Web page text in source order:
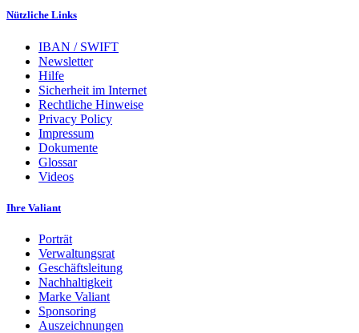
Nützliche Links
IBAN / SWIFT
Newsletter
Hilfe
Sicherheit im Internet
Rechtliche Hinweise
Privacy Policy
Impressum
Dokumente
Glossar
Videos
Ihre Valiant
Porträt
Verwaltungsrat
Geschäftsleitung
Nachhaltigkeit
Marke Valiant
Sponsoring
Auszeichnungen